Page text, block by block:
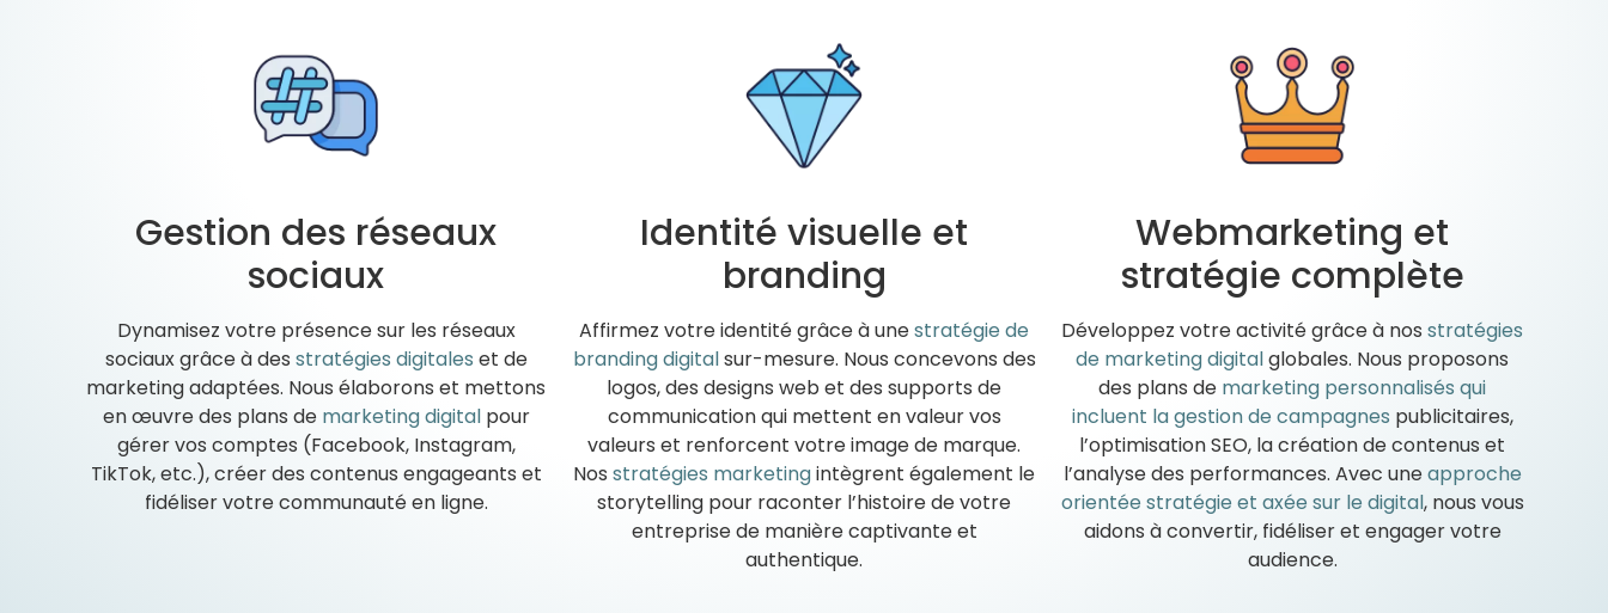
Gestion des réseaux
sociaux
Dynamisez votre présence sur les réseaux
sociaux grâce à des stratégies digitales et de
marketing adaptées. Nous élaborons et mettons
en œuvre des plans de marketing digitalpour
gérer vos comptes (Facebook, Instagram,
TikTok, etc.), créer des contenus engageants et
fidéliser votre communauté en ligne.
Identité visuelle et
branding
Affirmez votre identité grâce à unestratégie de
branding digitalsur-mesure. Nous concevons des
logos, des designs web et des supports de
communication qui mettent en valeur vos
valeurs et renforcent votre image de marque.
Nos stratégies marketingintègrent également le
storytelling pour raconter l’histoire de votre
entreprise de manière captivante et
authentique.
Webmarketing et
stratégie complète
Développez votre activité grâce à nos stratégies
de marketing digitalglobales. Nous proposons
des plans de marketing personnalisés qui
incluent la gestion de campagnes publicitaires,
l’optimisation SEO, la création de contenus et
l’analyse des performances. Avec uneapproche
orientée stratégie et axée sur le digital, nous vous
aidons à convertir, fidéliser et engager votre
audience.